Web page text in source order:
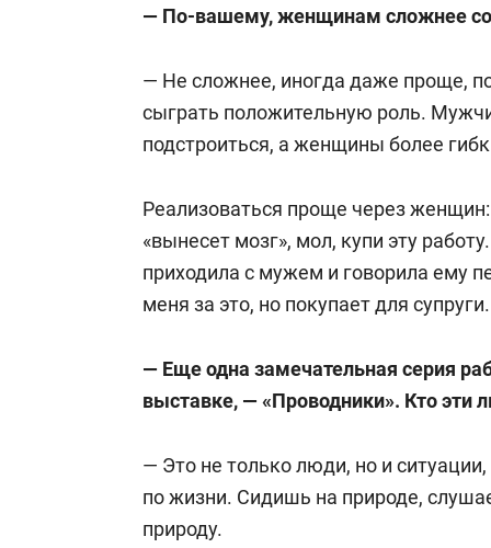
— По-вашему, женщинам сложнее
— Не сложнее, иногда даже проще,
сыграть положительную роль.
подстроиться, а женщины более
Реализоваться проще через
«вынесет мозг», мол, купи эту
приходила с мужем и говорила ему
меня за это, но покупает для супруги.
— Еще одна замечательная серия
выставке, — «Проводники». Кто эти
— Это не только люди, но и
по жизни. Сидишь на природе,
природу.